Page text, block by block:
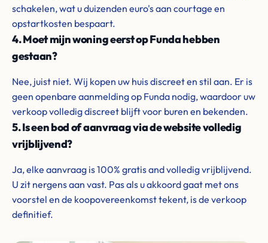
schakelen, wat u duizenden euro's aan courtage en
opstartkosten bespaart.
4. Moet mijn woning eerst op Funda hebben
gestaan?
Nee, juist niet. Wij kopen uw huis discreet en stil aan. Er is
geen openbare aanmelding op Funda nodig, waardoor uw
verkoop volledig discreet blijft voor buren en bekenden.
5. Is een bod of aanvraag via de website volledig
vrijblijvend?
Ja, elke aanvraag is 100% gratis and volledig vrijblijvend.
U zit nergens aan vast. Pas als u akkoord gaat met ons
voorstel en de koopovereenkomst tekent, is de verkoop
definitief.